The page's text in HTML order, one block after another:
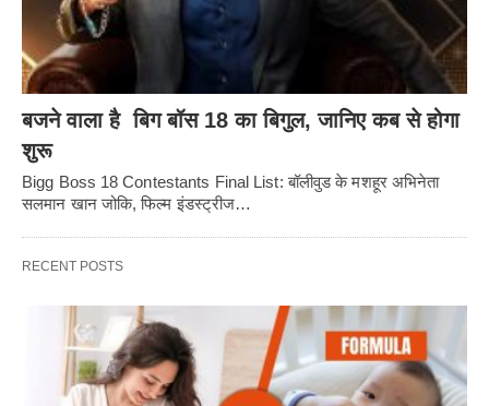
बजने वाला है बिग बॉस 18 का बिगुल, जानिए कब से होगा
शुरू
Bigg Boss 18 Contestants Final List: बॉलीवुड के मशहूर अभिनेता
सलमान खान जोकि, फिल्म इंडस्ट्रीज…
RECENT POSTS